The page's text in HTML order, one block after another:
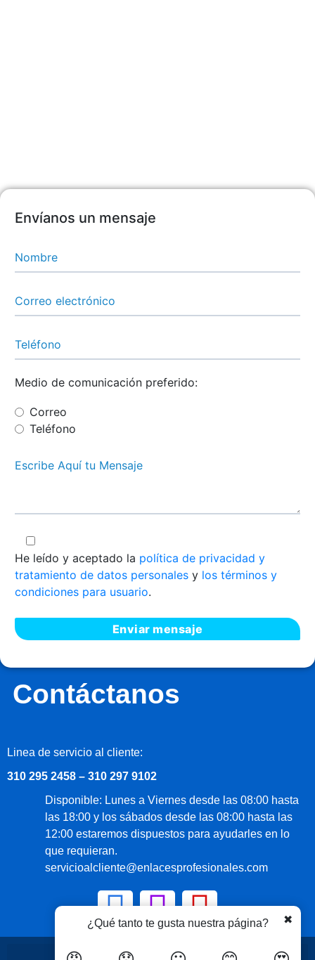
✖
¿Qué tanto te gusta nuestra página?
Envíanos un mensaje
Medio de comunicación preferido:
Correo
Teléfono
He leído y aceptado la política de privacidad y
tratamiento de datos personales y los términos y
condiciones para usuario.
Contáctanos
Linea de servicio al cliente:
310 295 2458 – 310 297 9102
Disponible: Lunes a Viernes desde las 08:00 hasta
las 18:00 y los sábados desde las 08:00 hasta las
12:00 estaremos dispuestos para ayudarles en lo
que requieran.
servicioalcliente@enlacesprofesionales.com